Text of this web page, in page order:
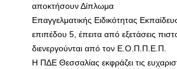
αποκτήσουν Δίπλωμα
Επαγγελματικής Ειδικότητας
επιπέδου 5, έπειτα από εξετάσεις
διενεργούνται από τον Ε.Ο.Π.Π.Ε.Π.
Η ΠΔΕ Θεσσαλίας εκφράζει τις